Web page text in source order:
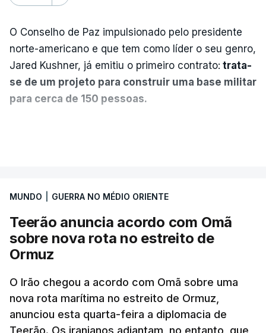
O Conselho de Paz impulsionado pelo presidente
norte-americano e que tem como líder o seu genro,
Jared Kushner, já emitiu o primeiro contrato: trata-
se de um projeto para construir uma base militar
para cerca de 150 pessoas.
que já colaborou com a Administração norte-
americana em projetos no Médio Oriente,
nomeadamente no Iraque.
militar deverá ficar nos 60 por cento de
território de Gaza que Israel controla e a cerca
de 1,5 quilómetros da fronteira com Israel.
MUNDO GUERRA NO MÉDIO ORIENTE
Teerão anuncia acordo com Omã
sobre nova rota no estreito de
Ormuz
O Irão chegou a acordo com Omã sobre uma
nova rota marítima no estreito de Ormuz,
anunciou esta quarta-feira a diplomacia de
Teerão. Os iranianos adiantam, no entanto, que